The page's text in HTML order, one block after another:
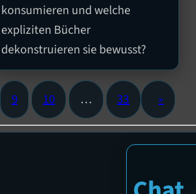
konsumieren und welche
expliziten Bücher
dekonstruieren sie bewusst?
9 10 … 33 »